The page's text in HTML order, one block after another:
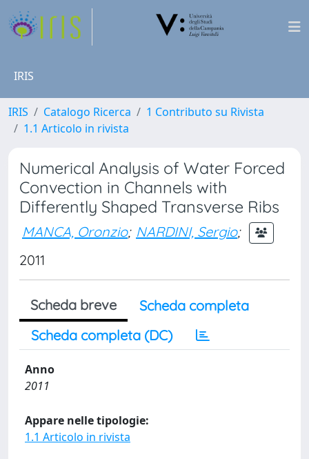
IRIS
IRIS Catalogo Ricerca
1 Contributo su Rivista
1.1 Articolo in rivista
Numerical Analysis of Water Forced
Convection in Channels with
Differently Shaped Transverse Ribs
MANCA, Oronzio; NARDINI, Sergio;
2011
Scheda breve
Scheda completa
Scheda completa (DC)
Anno
2011
Appare nelle tipologie:
1.1 Articolo in rivista